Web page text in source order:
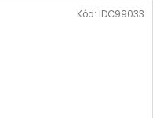
Kód: IDC99033